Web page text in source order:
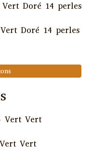
Doré 14 perles
Vert